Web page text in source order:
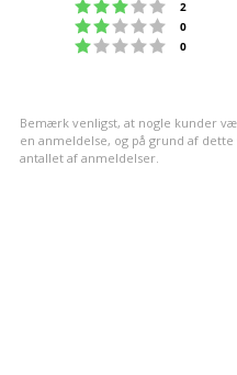
2
0
0
Bemærk venligst, at nogle kunder
en anmeldelse, og på grund af
antallet af anmeldelser.